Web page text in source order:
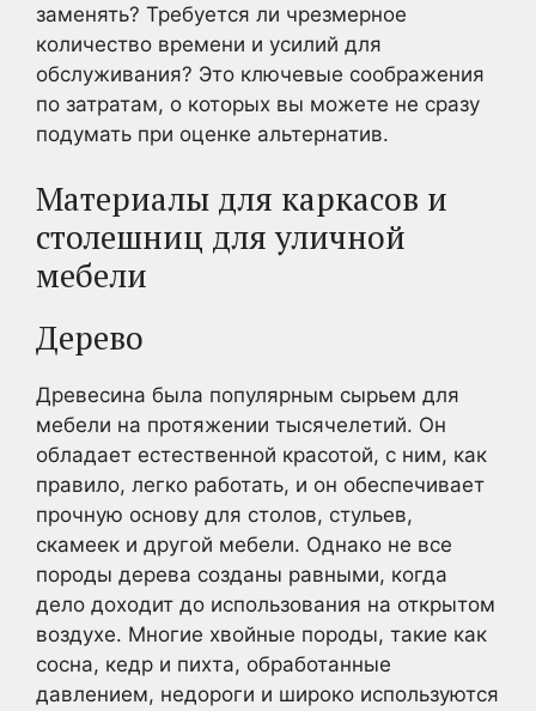
заменять? Требуется ли чрезмерное
количество времени и усилий для
обслуживания? Это ключевые соображения
по затратам, о которых вы можете не сразу
подумать при оценке альтернатив.
Материалы для каркасов и
столешниц для уличной
мебели
Дерево
Древесина была популярным сырьем для
мебели на протяжении тысячелетий. Он
обладает естественной красотой, с ним, как
правило, легко работать, и он обеспечивает
прочную основу для столов, стульев,
скамеек и другой мебели. Однако не все
породы дерева созданы равными, когда
дело доходит до использования на открытом
воздухе. Многие хвойные породы, такие как
сосна, кедр и пихта, обработанные
давлением, недороги и широко используются